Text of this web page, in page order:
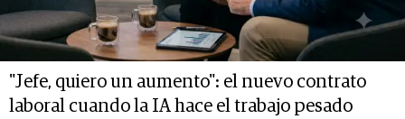
"Jefe, quiero un aumento": el nuevo contrato
laboral cuando la IA hace el trabajo pesado